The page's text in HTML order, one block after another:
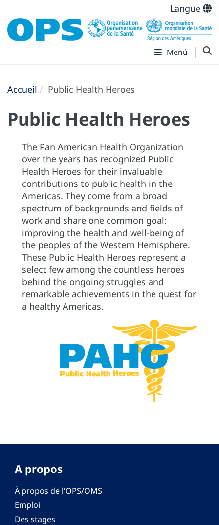
Langue
Menú
Accueil Public Health Heroes
Public Health Heroes
The Pan American Health Organization
over the years has recognized Public
Health Heroes for their invaluable
contributions to public health in the
Americas. They come from a broad
spectrum of backgrounds and fields of
work and share one common goal:
improving the health and well-being of
the peoples of the Western Hemisphere.
These Public Health Heroes represent a
select few among the countless heroes
behind the ongoing struggles and
remarkable achievements in the quest for
a healthy Americas.
A propos
À propos de l'OPS/OMS
Emploi
Des stages